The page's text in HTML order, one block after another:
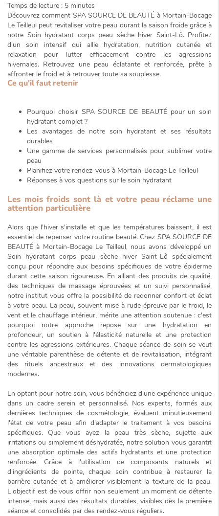
Temps de lecture : 5 minutes
Découvrez comment SPA SOURCE DE BEAUTÉ à Mortain-Bocage
Le Teilleul peut revitaliser votre peau durant la saison froide grâce à
notre Soin hydratant corps peau sèche hiver Saint-Lô. Profitez
d'un soin intensif qui allie hydratation, nutrition cutanée et
relaxation pour lutter efficacement contre les agressions
hivernales. Retrouvez une peau éclatante et renforcée, prête à
affronter le froid et à retrouver toute sa souplesse.
Ce qu'il faut retenir
Pourquoi choisir SPA SOURCE DE BEAUTÉ pour un soin
hydratant complet ?
Les avantages de notre soin hydratant et ses résultats
durables
Une gamme de services personnalisés pour sublimer votre
peau
Planifiez votre rendez-vous à Mortain-Bocage Le Teilleul
Réponses à vos questions sur le soin hydratant
Les mois froids sont là et votre peau réclame une
attention particulière
Alors que l'hiver s'installe et que les températures baissent, il est
essentiel de repenser votre routine beauté. Chez SPA SOURCE DE
BEAUTÉ à Mortain-Bocage Le Teilleul, nous avons développé un
Soin hydratant corps peau sèche hiver Saint-Lô spécialement
conçu pour répondre aux besoins spécifiques de votre épiderme
durant cette saison rigoureuse. En alliant des produits de qualité,
des techniques de massage éprouvées et un suivi personnalisé,
notre institut vous offre la possibilité de redonner confort et éclat
à votre peau. La peau, souvent mise à rude épreuve par le froid, le
vent et le chauffage intérieur, mérite une attention soutenue : c'est
pourquoi notre approche repose sur une hydratation en
profondeur, un soutien à l'élasticité naturelle et une protection
contre les agressions extérieures. Chaque séance de soin se veut
une véritable parenthèse de détente et de revitalisation, intégrant
des rituels ancestraux et des innovations dermatologiques
modernes.
En optant pour notre soin, vous bénéficiez d'une expérience unique
dans un cadre serein et personnalisé. Nos experts, formés aux
dernières techniques de cosmétologie, évaluent minutieusement
l'état de votre peau afin d'adapter le traitement à vos besoins
spécifiques. Que vous ayez la peau très sèche, sujette aux
irritations ou simplement déshydratée, notre solution vous garantit
une absorption optimale des actifs hydratants et une protection
renforcée. Grâce à l'utilisation de composants naturels et
d'ingrédients de pointe, chaque soin contribue à restaurer la
barrière cutanée et à améliorer visiblement la texture de la peau.
L'objectif est de vous offrir non seulement un moment de détente
intense, mais aussi des résultats durables, visibles dès la première
séance et consolidés par des rendez-vous réguliers.